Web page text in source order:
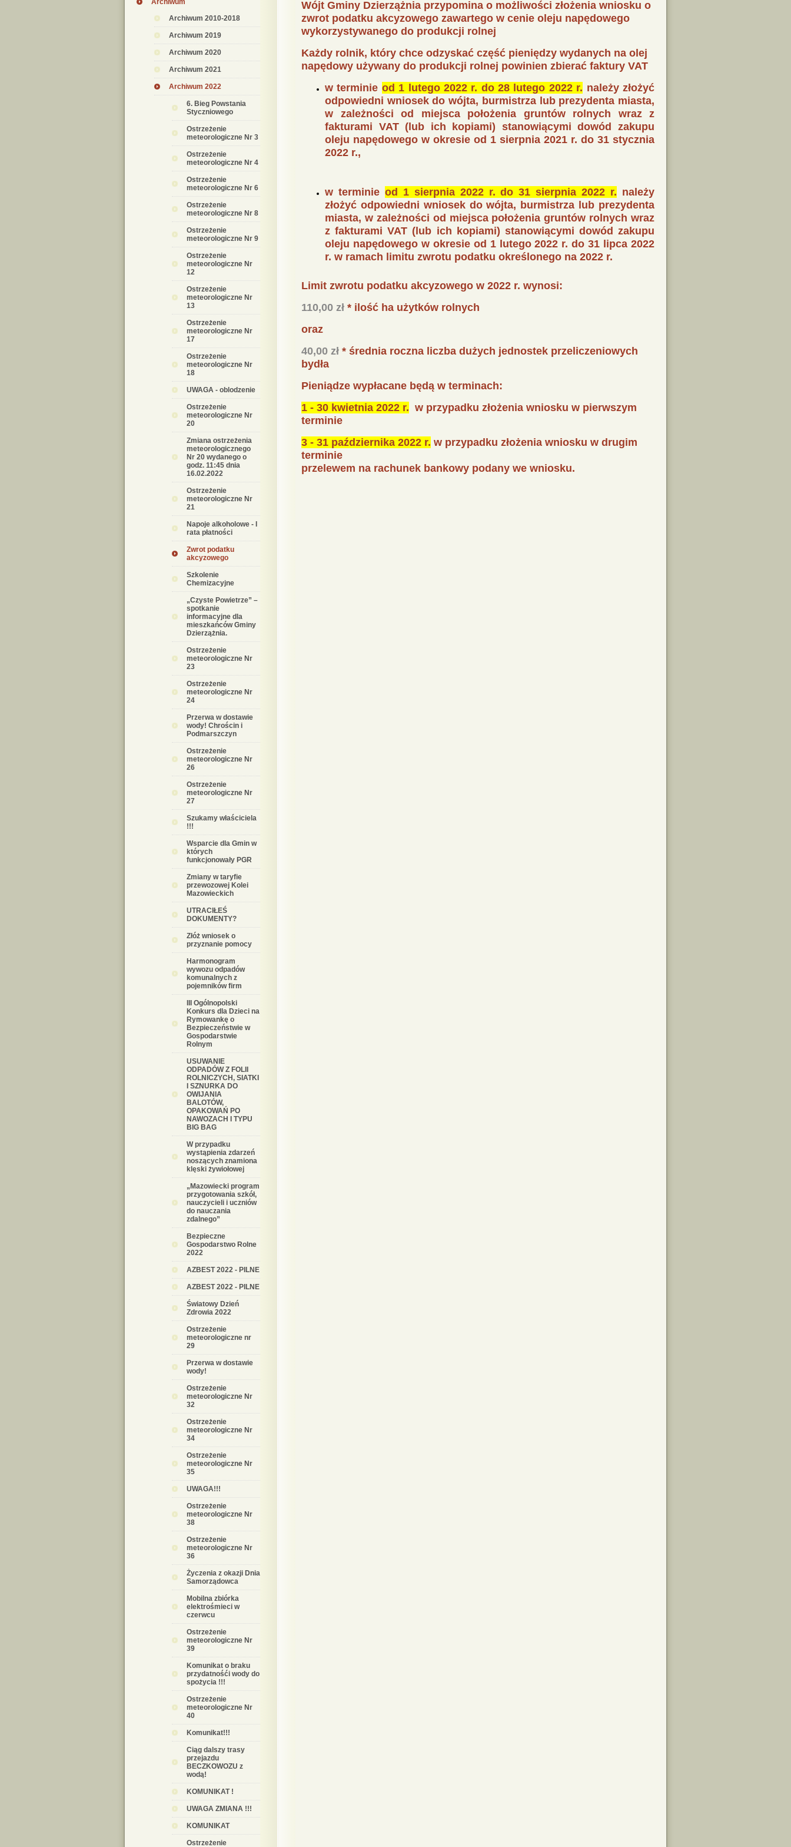
Archiwum
Archiwum 2010-2018
Archiwum 2019
Archiwum 2020
Archiwum 2021
Archiwum 2022
6. Bieg Powstania
Styczniowego
Ostrzeżenie
meteorologiczne Nr 3
Ostrzeżenie
meteorologiczne Nr 4
Ostrzeżenie
meteorologiczne Nr 6
Ostrzeżenie
meteorologiczne Nr 8
Ostrzeżenie
meteorologiczne Nr 9
Ostrzeżenie
meteorologiczne Nr
12
Ostrzeżenie
meteorologiczne Nr
13
Ostrzeżenie
meteorologiczne Nr
17
Ostrzeżenie
meteorologiczne Nr
18
UWAGA - oblodzenie
Ostrzeżenie
meteorologiczne Nr
20
Zmiana ostrzeżenia
meteorologicznego
Nr 20 wydanego o
godz. 11:45 dnia
16.02.2022
Ostrzeżenie
meteorologiczne Nr
21
Napoje alkoholowe - I
rata płatności
Zwrot podatku
akcyzowego
Szkolenie
Chemizacyjne
„Czyste Powietrze” –
spotkanie
informacyjne dla
mieszkańców Gminy
Dzierzążnia.
Ostrzeżenie
meteorologiczne Nr
23
Ostrzeżenie
meteorologiczne Nr
24
Przerwa w dostawie
wody! Chrościn i
Podmarszczyn
Ostrzeżenie
meteorologiczne Nr
26
Ostrzeżenie
meteorologiczne Nr
27
Szukamy właściciela
!!!
Wsparcie dla Gmin w
których
funkcjonowały PGR
Zmiany w taryfie
przewozowej Kolei
Mazowieckich
UTRACIŁEŚ
DOKUMENTY?
Złóż wniosek o
przyznanie pomocy
Harmonogram
wywozu odpadów
komunalnych z
pojemników firm
III Ogólnopolski
Konkurs dla Dzieci na
Rymowankę o
Bezpieczeństwie w
Gospodarstwie
Rolnym
USUWANIE
ODPADÓW Z FOLII
ROLNICZYCH, SIATKI
I SZNURKA DO
OWIJANIA
BALOTÓW,
OPAKOWAŃ PO
NAWOZACH I TYPU
BIG BAG
W przypadku
wystąpienia zdarzeń
noszących znamiona
klęski żywiołowej
„Mazowiecki program
przygotowania szkół,
nauczycieli i uczniów
do nauczania
zdalnego”
Bezpieczne
Gospodarstwo Rolne
2022
AZBEST 2022 - PILNE
AZBEST 2022 - PILNE
Światowy Dzień
Zdrowia 2022
Ostrzeżenie
meteorologiczne nr
29
Przerwa w dostawie
wody!
Ostrzeżenie
meteorologiczne Nr
32
Ostrzeżenie
meteorologiczne Nr
34
Ostrzeżenie
meteorologiczne Nr
35
UWAGA!!!
Ostrzeżenie
meteorologiczne Nr
38
Ostrzeżenie
meteorologiczne Nr
36
Życzenia z okazji Dnia
Samorządowca
Mobilna zbiórka
elektrośmieci w
czerwcu
Ostrzeżenie
meteorologiczne Nr
39
Komunikat o braku
przydatnośći wody do
spożycia !!!
Ostrzeżenie
meteorologiczne Nr
40
Komunikat!!!
Ciąg dalszy trasy
przejazdu
BECZKOWOZU z
wodą!
KOMUNIKAT !
UWAGA ZMIANA !!!
KOMUNIKAT
Ostrzeżenie
Wójt Gminy Dzierzążnia przypomina o możliwości złożenia wniosku o
zwrot podatku akcyzowego zawartego w cenie oleju napędowego
wykorzystywanego do produkcji rolnej
Każdy rolnik, który chce odzyskać część pieniędzy wydanych na olej
napędowy używany do produkcji rolnej powinien zbierać faktury VAT
w terminie od 1 lutego 2022 r. do 28 lutego 2022 r. należy złożyć
odpowiedni wniosek do wójta, burmistrza lub prezydenta miasta,
w zależności od miejsca położenia gruntów rolnych wraz z
fakturami VAT (lub ich kopiami) stanowiącymi dowód zakupu
oleju napędowego w okresie od 1 sierpnia 2021 r. do 31 stycznia
2022 r.,
w terminie od 1 sierpnia 2022 r. do 31 sierpnia 2022 r. należy
złożyć odpowiedni wniosek do wójta, burmistrza lub prezydenta
miasta, w zależności od miejsca położenia gruntów rolnych wraz
z fakturami VAT (lub ich kopiami) stanowiącymi dowód zakupu
oleju napędowego w okresie od 1 lutego 2022 r. do 31 lipca 2022
r. w ramach limitu zwrotu podatku określonego na 2022 r.
Limit zwrotu podatku akcyzowego w 2022 r. wynosi:
110,00 zł * ilość ha użytków rolnych
oraz
40,00 zł * średnia roczna liczba dużych jednostek przeliczeniowych
bydła
Pieniądze wypłacane będą w terminach:
1 - 30 kwietnia 2022 r. w przypadku złożenia wniosku w pierwszym
terminie
3 - 31 października 2022 r. w przypadku złożenia wniosku w drugim
terminie
przelewem na rachunek bankowy podany we wniosku.